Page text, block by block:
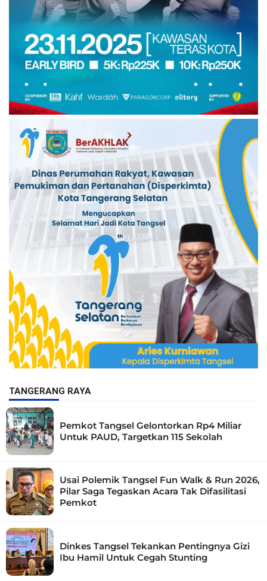
TANGERANG RAYA
Pemkot Tangsel Gelontorkan Rp4 Miliar
Untuk PAUD, Targetkan 115 Sekolah
Usai Polemik Tangsel Fun Walk & Run 2026,
Pilar Saga Tegaskan Acara Tak Difasilitasi
Pemkot
Dinkes Tangsel Tekankan Pentingnya Gizi
Ibu Hamil Untuk Cegah Stunting